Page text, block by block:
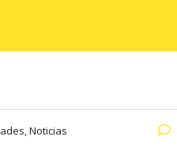
Noticias